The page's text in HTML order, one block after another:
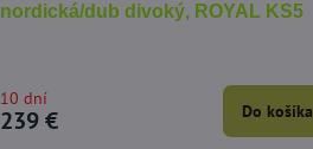
nordická/dub divoký, ROYAL KS5
10 dní
239 € Do košíka